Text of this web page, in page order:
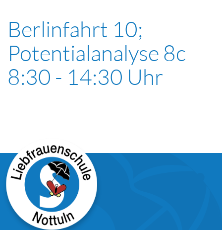
Berlinfahrt 10;
Potentialanalyse 8c
8:30 - 14:30 Uhr